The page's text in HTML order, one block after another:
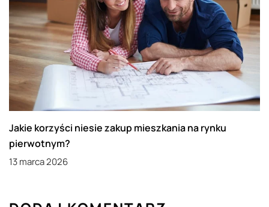
Jakie korzyści niesie zakup mieszkania na rynku
pierwotnym?
13 marca 2026